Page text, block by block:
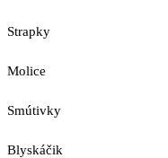
Strapky
Molice
Smútivky
Blyskáčik